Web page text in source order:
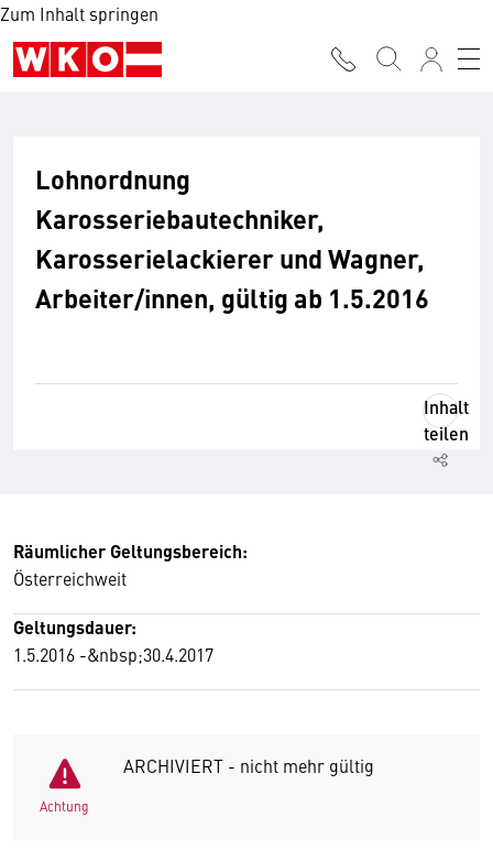
Zum Inhalt springen
Lohnordnung
Karosseriebautechniker,
Karosserielackierer und Wagner,
Arbeiter/innen, gültig ab 1.5.2016
Inhalt
teilen
Räumlicher Geltungsbereich:
Österreichweit
Geltungsdauer:
1.5.2016 -&nbsp;30.4.2017
Achtung
ARCHIVIERT - nicht mehr gültig